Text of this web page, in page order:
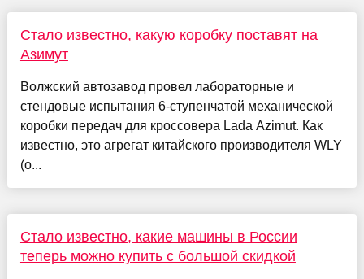
Стало известно, какую коробку поставят на
Азимут
Волжский автозавод провел лабораторные и
стендовые испытания 6-ступенчатой механической
коробки передач для кроссовера Lada Azimut. Как
известно, это агрегат китайского производителя WLY
(о...
Стало известно, какие машины в России
теперь можно купить с большой скидкой